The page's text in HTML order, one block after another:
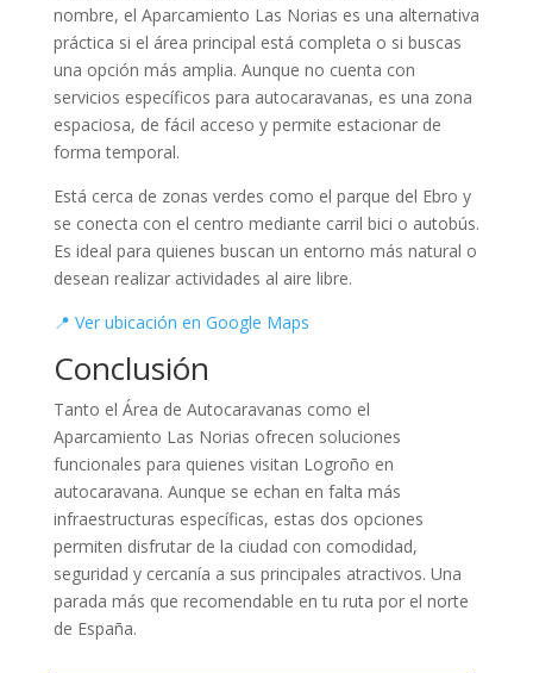
nombre, el Aparcamiento Las Norias es una alternativa
práctica si el área principal está completa o si buscas
una opción más amplia. Aunque no cuenta con
servicios específicos para autocaravanas, es una zona
espaciosa, de fácil acceso y permite estacionar de
forma temporal.
Está cerca de zonas verdes como el parque del Ebro y
se conecta con el centro mediante carril bici o autobús.
Es ideal para quienes buscan un entorno más natural o
desean realizar actividades al aire libre.
📍 Ver ubicación en Google Maps
Conclusión
Tanto el Área de Autocaravanas como el
Aparcamiento Las Norias ofrecen soluciones
funcionales para quienes visitan Logroño en
autocaravana. Aunque se echan en falta más
infraestructuras específicas, estas dos opciones
permiten disfrutar de la ciudad con comodidad,
seguridad y cercanía a sus principales atractivos. Una
parada más que recomendable en tu ruta por el norte
de España.